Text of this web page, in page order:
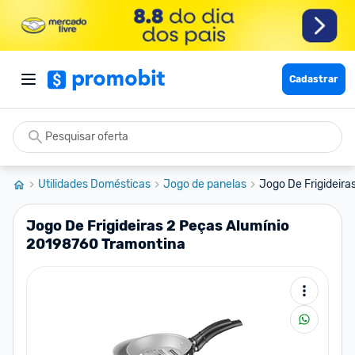
Cadastrar
Utilidades Domésticas Jogo de panelas Jogo De
Jogo De Frigideiras 2 Peças Alumínio
20198760 Tramontina